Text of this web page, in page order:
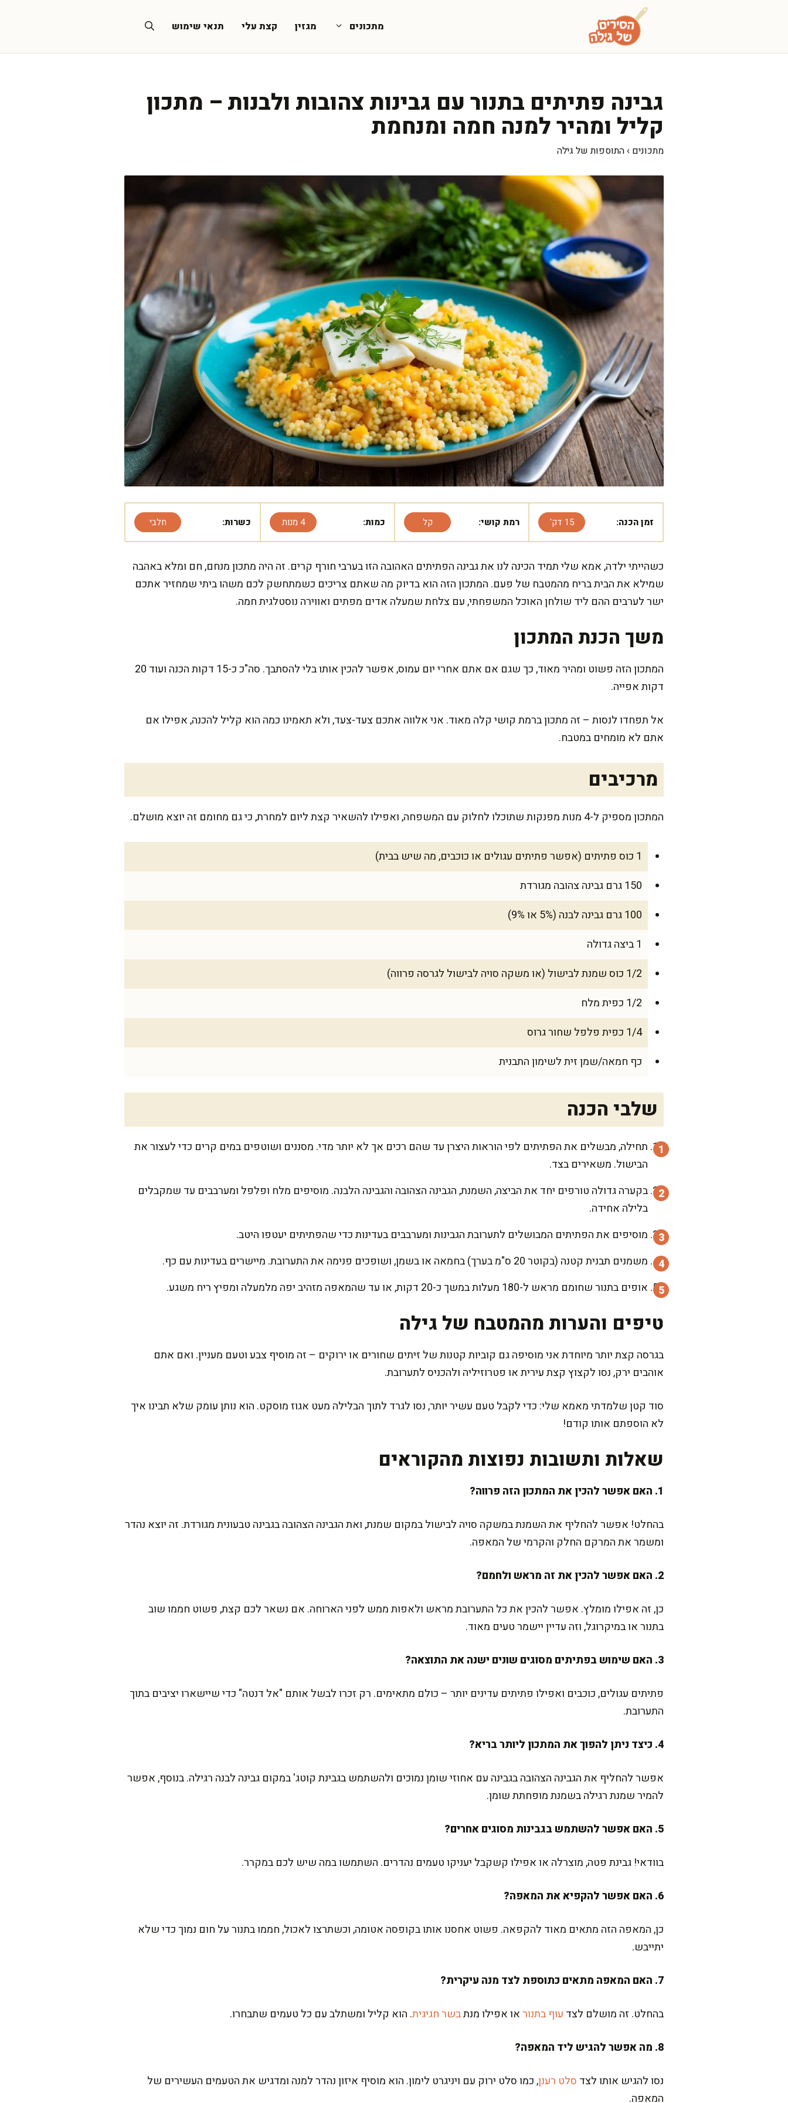
מתכונים מגזין קצת עלי תנאי שימוש
גבינה פתיתים בתנור עם גבינות צהובות ולבנות – מתכון
קליל ומהיר למנה חמה ומנחמת
מתכונים › התוספות של גילה
זמן הכנה: 15 דק' רמת קושי: קל כמות: 4 מנות כשרות: חלבי
כשהייתי ילדה, אמא שלי תמיד הכינה לנו את גבינה הפתיתים האהובה הזו בערבי חורף קרים. זה היה מתכון מנחם, חם ומלא באהבה
שמילא את הבית בריח מהמטבח של פעם. המתכון הזה הוא בדיוק מה שאתם צריכים כשמתחשק לכם משהו ביתי שמחזיר אתכם
ישר לערבים ההם ליד שולחן האוכל המשפחתי, עם צלחת שמעלה אדים מפתים ואווירה נוסטלגית חמה.
משך הכנת המתכון
המתכון הזה פשוט ומהיר מאוד, כך שגם אם אתם אחרי יום עמוס, אפשר להכין אותו בלי להסתבך. סה"כ כ-15 דקות הכנה ועוד 20
דקות אפייה.
אל תפחדו לנסות – זה מתכון ברמת קושי קלה מאוד. אני אלווה אתכם צעד-צעד, ולא תאמינו כמה הוא קליל להכנה, אפילו אם
אתם לא מומחים במטבח.
מרכיבים
המתכון מספיק ל-4 מנות מפנקות שתוכלו לחלוק עם המשפחה, ואפילו להשאיר קצת ליום למחרת, כי גם מחומם זה יוצא מושלם.
1 כוס פתיתים (אפשר פתיתים עגולים או כוכבים, מה שיש בבית)
150 גרם גבינה צהובה מגורדת
100 גרם גבינה לבנה (5% או 9%)
1 ביצה גדולה
1/2 כוס שמנת לבישול (או משקה סויה לבישול לגרסה פרווה)
1/2 כפית מלח
1/4 כפית פלפל שחור גרוס
כף חמאה/שמן זית לשימון התבנית
שלבי הכנה
תחילה, מבשלים את הפתיתים לפי הוראות היצרן עד שהם רכים אך לא יותר מדי. מסננים ושוטפים במים קרים כדי לעצור את
הבישול. משאירים בצד.
בקערה גדולה טורפים יחד את הביצה, השמנת, הגבינה הצהובה והגבינה הלבנה. מוסיפים מלח ופלפל ומערבבים עד שמקבלים
בלילה אחידה.
מוסיפים את הפתיתים המבושלים לתערובת הגבינות ומערבבים בעדינות כדי שהפתיתים יעטפו היטב.
משמנים תבנית קטנה (בקוטר 20 ס"מ בערך) בחמאה או בשמן, ושופכים פנימה את התערובת. מיישרים בעדינות עם כף.
אופים בתנור שחומם מראש ל-180 מעלות במשך כ-20 דקות, או עד שהמאפה מזהיב יפה מלמעלה ומפיץ ריח משגע.
טיפים והערות מהמטבח של גילה
בגרסה קצת יותר מיוחדת אני מוסיפה גם קוביות קטנות של זיתים שחורים או ירוקים – זה מוסיף צבע וטעם מעניין. ואם אתם
אוהבים ירק, נסו לקצוץ קצת עירית או פטרוזיליה ולהכניס לתערובת.
סוד קטן שלמדתי מאמא שלי: כדי לקבל טעם עשיר יותר, נסו לגרד לתוך הבלילה מעט אגוז מוסקט. הוא נותן עומק שלא תבינו איך
לא הוספתם אותו קודם!
שאלות ותשובות נפוצות מהקוראים
1. האם אפשר להכין את המתכון הזה פרווה?
בהחלט! אפשר להחליף את השמנת במשקה סויה לבישול במקום שמנת, ואת הגבינה הצהובה בגבינה טבעונית מגורדת. זה יוצא נהדר
ומשמר את המרקם החלק והקרמי של המאפה.
2. האם אפשר להכין את זה מראש ולחמם?
כן, זה אפילו מומלץ. אפשר להכין את כל התערובת מראש ולאפות ממש לפני הארוחה. אם נשאר לכם קצת, פשוט חממו שוב
בתנור או במיקרוגל, וזה עדיין יישמר טעים מאוד.
3. האם שימוש בפתיתים מסוגים שונים ישנה את התוצאה?
פתיתים עגולים, כוכבים ואפילו פתיתים עדינים יותר – כולם מתאימים. רק זכרו לבשל אותם "אל דנטה" כדי שיישארו יציבים בתוך
התערובת.
4. כיצד ניתן להפוך את המתכון ליותר בריא?
אפשר להחליף את הגבינה הצהובה בגבינה עם אחוזי שומן נמוכים ולהשתמש בגבינת קוטג' במקום גבינה לבנה רגילה. בנוסף, אפשר
להמיר שמנת רגילה בשמנת מופחתת שומן.
5. האם אפשר להשתמש בגבינות מסוגים אחרים?
בוודאי! גבינת פטה, מוצרלה או אפילו קשקבל יעניקו טעמים נהדרים. השתמשו במה שיש לכם במקרר.
6. האם אפשר להקפיא את המאפה?
כן, המאפה הזה מתאים מאוד להקפאה. פשוט אחסנו אותו בקופסה אטומה, וכשתרצו לאכול, חממו בתנור על חום נמוך כדי שלא
יתייבש.
7. האם המאפה מתאים כתוספת לצד מנה עיקרית?
בהחלט. זה מושלם לצד עוף בתנוראו אפילו מנתבשר חגיגית. הוא קליל ומשתלב עם כל טעמים שתבחרו.
8. מה אפשר להגיש ליד המאפה?
נסו להגיש אותו לצד סלט רענן, כמו סלט ירוק עם ויניגרט לימון. הוא מוסיף איזון נהדר למנה ומדגיש את הטעמים העשירים של
המאפה.